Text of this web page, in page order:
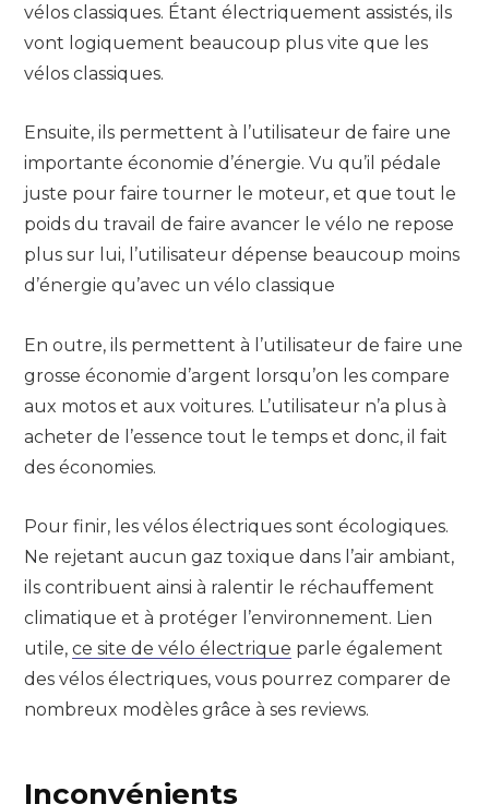
vélos classiques. Étant électriquement assistés, ils
vont logiquement beaucoup plus vite que les
vélos classiques.
Ensuite, ils permettent à l’utilisateur de faire une
importante économie d’énergie. Vu qu’il pédale
juste pour faire tourner le moteur, et que tout le
poids du travail de faire avancer le vélo ne repose
plus sur lui, l’utilisateur dépense beaucoup moins
d’énergie qu’avec un vélo classique
En outre, ils permettent à l’utilisateur de faire une
grosse économie d’argent lorsqu’on les compare
aux motos et aux voitures. L’utilisateur n’a plus à
acheter de l’essence tout le temps et donc, il fait
des économies.
Pour finir, les vélos électriques sont écologiques.
Ne rejetant aucun gaz toxique dans l’air ambiant,
ils contribuent ainsi à ralentir le réchauffement
climatique et à protéger l’environnement. Lien
utile, ce site de vélo électrique parle également
des vélos électriques, vous pourrez comparer de
nombreux modèles grâce à ses reviews.
Inconvénients